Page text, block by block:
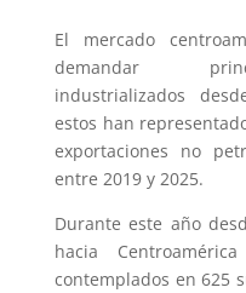
El mercado
demandar
industrializados
estos han
exportaciones no
entre 2019 y 2025.
Durante este año
hacia
contemplados en 625